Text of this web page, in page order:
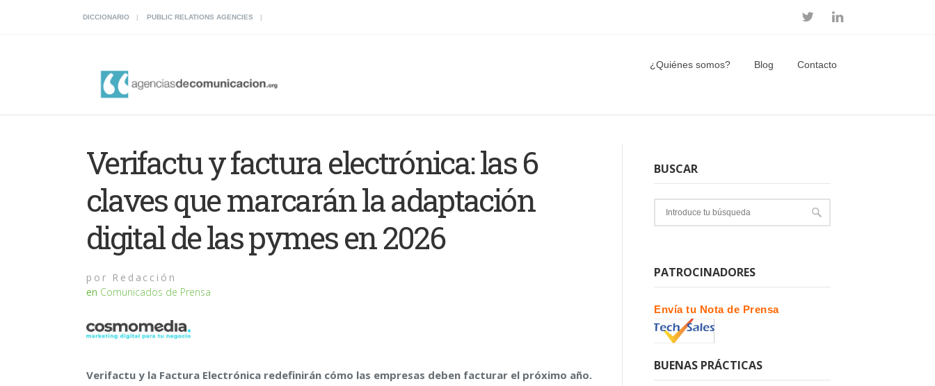
DICCIONARIO PUBLIC RELATIONS AGENCIES
¿Quiénes somos? Blog Contacto
Verifactu y factura electrónica: las 6
claves que marcarán la adaptación
digital de las pymes en 2026
por Redacción
en Comunicados de Prensa
Verifactu y la Factura Electrónica redefinirán cómo las empresas deben facturar el próximo año.
BUSCAR
PATROCINADORES
Envía tu Nota de Prensa
BUENAS PRÁCTICAS